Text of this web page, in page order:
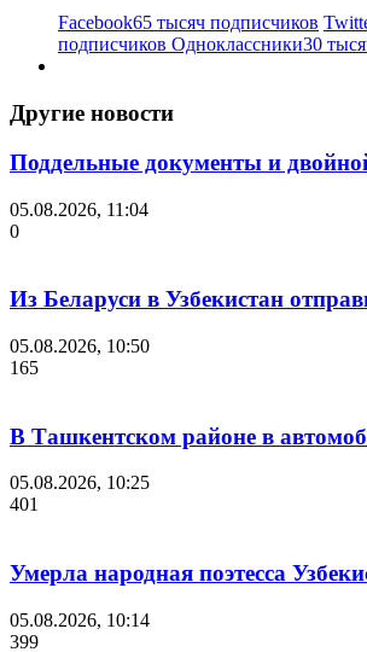
Facebook65 тысяч подписчиков
подписчиков Одноклассники30
Другие новости
Поддельные документы и
05.08.2026, 11:04
0
Из Беларуси в Узбекистан
05.08.2026, 10:50
165
В Ташкентском районе в
05.08.2026, 10:25
401
Умерла народная поэтесса
05.08.2026, 10:14
399